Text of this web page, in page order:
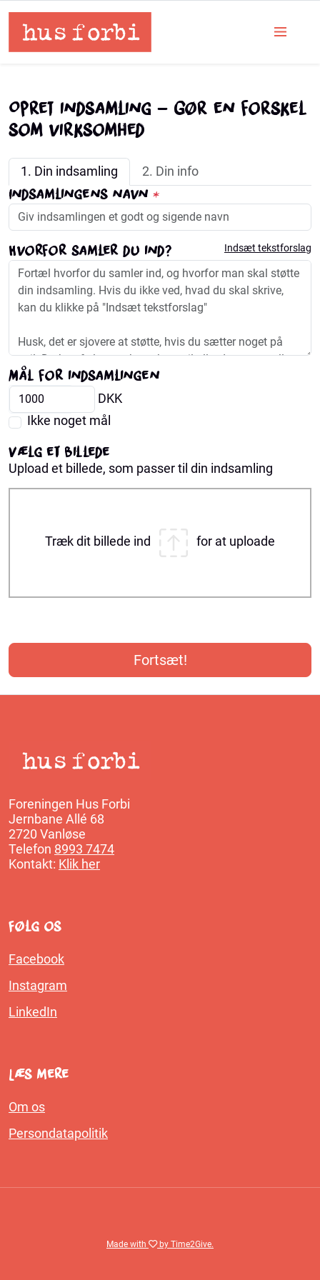
Opret indsamling - Gør en forskel
som virksomhed
1. Din indsamling 2. Din info
Indsamlingens navn *
Indsæt tekstforslag
Hvorfor samler du ind?
Mål for indsamlingen
DKK
Ikke noget mål
Vælg et billede
Upload et billede, som passer til din indsamling
Træk dit billede ind for at uploade
Foreningen Hus Forbi
Jernbane Allé 68
2720 Vanløse
Telefon 8993 7474
Kontakt: Klik her
Følg os
Facebook
Instagram
LinkedIn
Læs mere
Om os
Persondatapolitik
Made with by Time2Give.